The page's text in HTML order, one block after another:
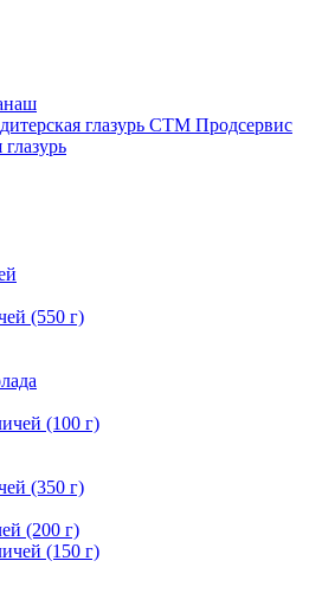
глазурь СТМ Продсервис
(550 г)
(100 г)
(350 г)
(200 г)
(150 г)